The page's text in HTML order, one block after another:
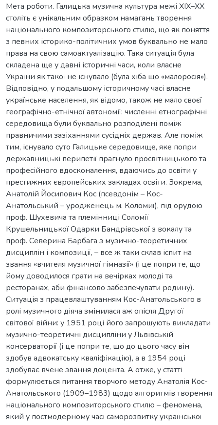
Мета роботи. Галицька музична культура межі ХІХ–ХХ
століть є унікальним образком намагань творення
національного композиторського стилю, що як поняття
з певних історико-політичних умов буквально не мало
права на свою самоактуалізацію. Така ситуація була
складена ще у давні історичні часи, коли власне
України як такої не існувало (була хіба що «малоросія»).
Відповідно, у подальшому історичному часі власне
українське населення, як відомо, також не мало своєї
географічно-етнічної автономії: численні етнографічні
середовища були буквально розподілені поміж
правничими зазіханнями сусідніх держав. Але поміж
тим, існувало суто Галицьке середовище, яке попри
державницькі перипетії прагнуло просвітницького та
професійного вдосконалення, вдаючись до освіти у
престижних європейських закладах освіти. Зокрема,
Анатолій Йосипович Кос (псевдонім – Кос-
Анатольський – уродженець м. Коломиї), під орудою
проф. Шухевича та племінниці Соломії
Крушельницької Одарки Бандрівської з вокалу та
проф. Северина Барбага з музично-теоретичних
дисциплін і композиції, – все ж таки склав іспит на
звання «вчителя музичної гімназії» (і це попри те, що
йому доводилося грати на вечірках молоді та
ресторанах, аби фінансово забезпечувати родину).
Ситуація з працевлаштуванням Кос-Анатольського в
ролі музичного діяча змінилася аж опісля Другої
світової війни: у 1951 році його запрошують викладати
музично-теоретичні дисципліни у Львівській
консерваторії (і це попри те, що до цього часу він
здобув адвокатську кваліфікацію), а в 1954 році
здобуває вчене звання доцента. А отже, у статті
формулюється питання творчого методу Анатолія Кос-
Анатольського (1909–1983) щодо алгоритмів творення
національного композиторського стилю – феномена,
який у постмодерному часі саморозвитку української